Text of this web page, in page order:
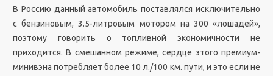
В Россию данный автомобиль поставлялся исключительно
с бензиновым, 3.5-литровым мотором на 300 «лошадей»,
поэтому говорить о топливной экономичности не
приходится. В смешанном режиме, сердце этого премиум-
минивэна потребляет более 10 л./100 км. пути, и это если не